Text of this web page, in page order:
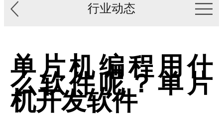
行业动态
单片机编程用什
么软件呢？单片
机开发软件